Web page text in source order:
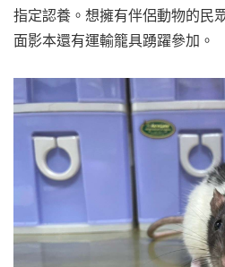
指定認養。想擁有伴侶動物的民
面影本還有運輸籠具踴躍參加。